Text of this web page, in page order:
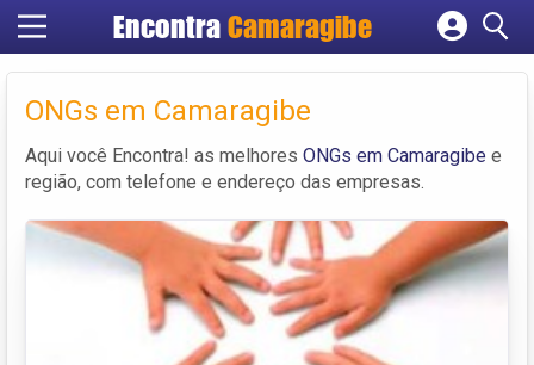
Encontra Camaragibe
Cadastrar empresa
Criar conta
ONGs em Camaragibe
Aqui você Encontra! as melhores ONGs em Camaragibe e
região, com telefone e endereço das empresas.